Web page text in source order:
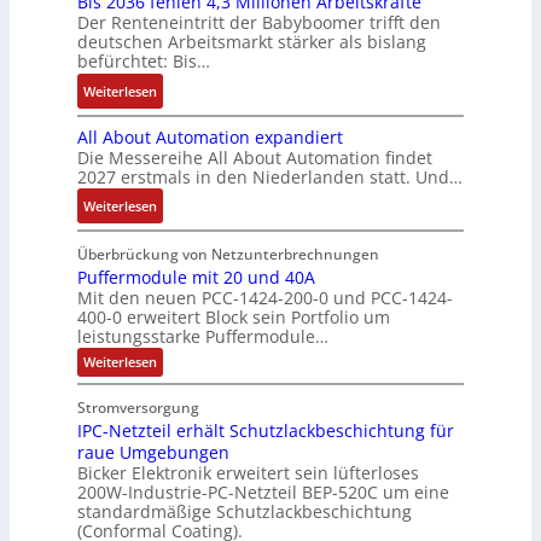
l
u
n
g
M
o
m
e
n
t
a
u
f
n
a
h
m
e
,
g
p
r
ä
g
t
d
c
C
N
C
-
S
y
s
t
e
m
e
ä
f
t
s
f
h
r
e
r
u
m
V
o
r
s
a
n
d
d
e
:
Q
2
-
E
r
g
e
b
n
i
s
s
e
b
e
s
ä
t
i
g
e
n
e
b
s
-
u
n
d
M
a
r
k
e
t
i
n
g
e
i
t
e
r
b
b
r
a
u
c
h
t
S
t
r
u
k
t
u
r
Der Renteneintritt der Babyboomer trifft den
deutschen Arbeitsmarkt stärker als bislang
befürchtet: Bis…
Weiterlesen:
B
i
s
2
0
3
6
f
e
h
l
e
n
4
,
3
M
i
l
All About Automation expandiert
Die Messereihe All About Automation findet
2027 erstmals in den Niederlanden statt. Und…
Weiterlesen:
A
l
l
A
b
o
u
t
A
u
t
o
m
a
Überbrückung von Netzunterbrechnungen
Puffermodule mit 20 und 40A
Mit den neuen PCC-1424-200-0 und PCC-1424-
400-0 erweitert Block sein Portfolio um
leistungsstarke Puffermodule…
Weiterlesen:
P
f
f
e
r
m
o
d
u
Stromversorgung
IPC-Netzteil erhält Schutzlackbeschichtung für
raue Umgebungen
Bicker Elektronik erweitert sein lüfterloses
200W-Industrie-PC-Netzteil BEP-520C um eine
standardmäßige Schutzlackbeschichtung
(Conformal Coating).